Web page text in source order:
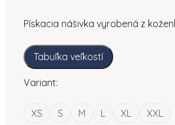
Pískacia nášivka vyrobená z
Tabuľka veľkostí
Variant:
XS S M L XL XXL